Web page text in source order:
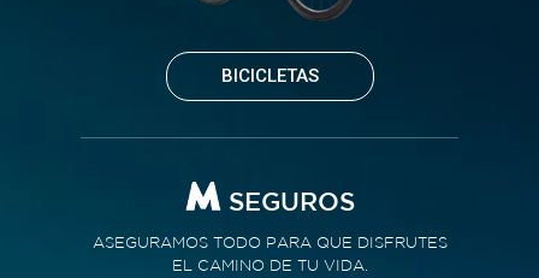
BICICLETAS
SEGUROS
ASEGURAMOS TODO PARA QUE DISFRUTES
EL CAMINO DE TU VIDA.